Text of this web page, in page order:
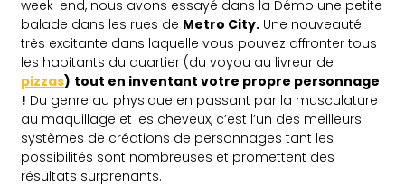
week-end, nous avons essayé dans la Démo une petite
balade dans les rues de Metro City. Une nouveauté
très excitante dans laquelle vous pouvez affronter tous
les habitants du quartier (du voyou au livreur de
pizzas) tout en inventant votre propre personnage
! Du genre au physique en passant par la musculature
au maquillage et les cheveux, c’est l’un des meilleurs
systèmes de créations de personnages tant les
possibilités sont nombreuses et promettent des
résultats surprenants.